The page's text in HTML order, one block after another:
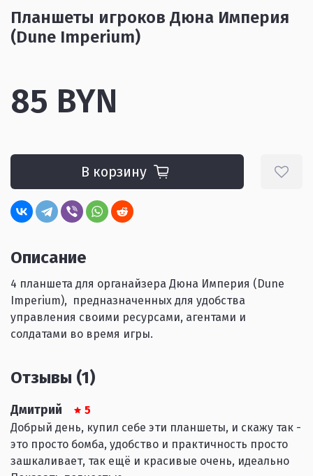
Планшеты игроков Дюна Империя
(Dune Imperium)
85 BYN
В корзину
Описание
4 планшета для органайзера Дюна Империя (Dune
Imperium), предназначенных для удобства
управления своими ресурсами, агентами и
солдатами во время игры.
Отзывы (1)
Дмитрий
5
Добрый день, купил себе эти планшеты, и скажу так -
это просто бомба, удобство и практичность просто
зашкаливает, так ещё и красивые очень, идеально